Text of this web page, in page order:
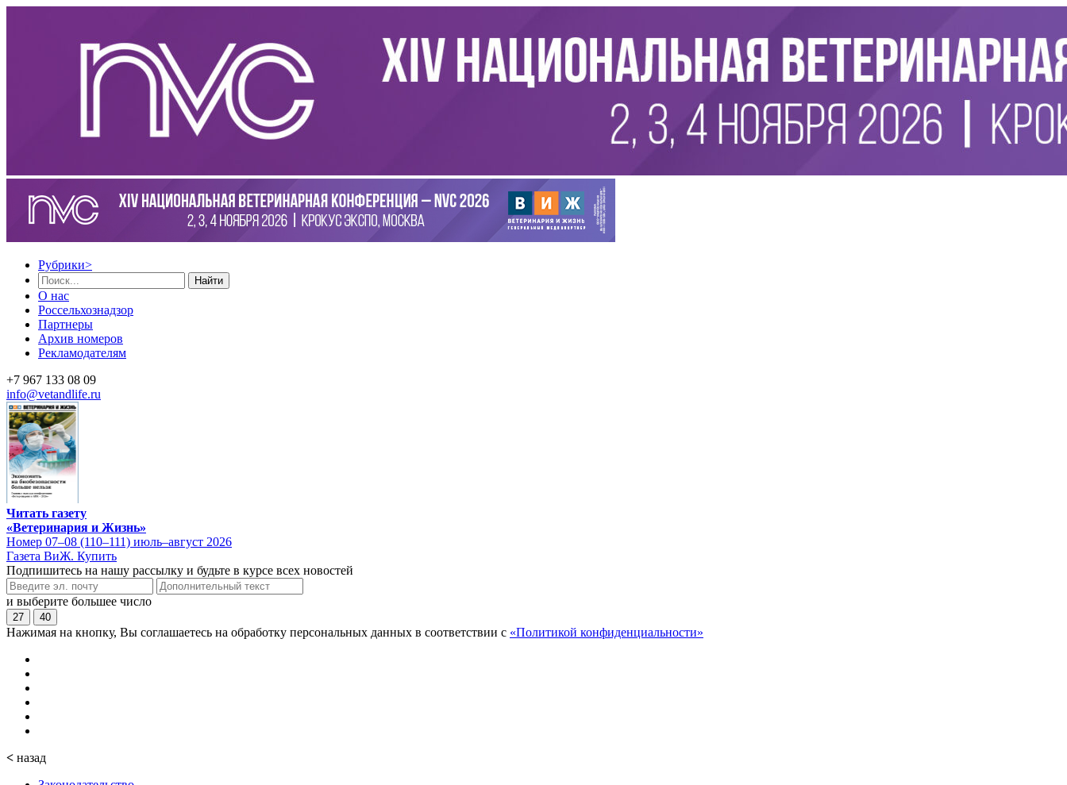
Рубрики>
Найти
О нас
Россельхознадзор
Партнеры
Архив номеров
Рекламодателям
+7 967 133 08 09
info@vetandlife.ru
Читать газету
«Ветеринария и Жизнь»
Номер 07–08 (110–111) июль–август 2026
Газета ВиЖ. Купить
Подпишитесь на нашу рассылку и будьте в курсе всех новостей
и выберите большее число
27 40
Нажимая на кнопку, Вы соглашаетесь на обработку персональных данных в соответствии с «Политикой конфиденциальности»
< назад